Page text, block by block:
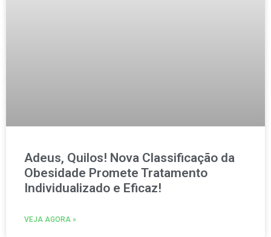
Adeus, Quilos! Nova Classificação da
Obesidade Promete Tratamento
Individualizado e Eficaz!
VEJA AGORA »